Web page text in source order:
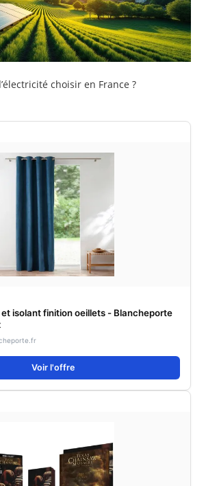
choisir en France ?
isolant finition oeillets - Blancheporte
Voir l'offre